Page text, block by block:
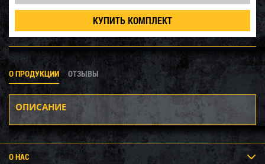
КУПИТЬ КОМПЛЕКТ
О ПРОДУКЦИИ ОТЗЫВЫ
ОПИСАНИЕ
О НАС